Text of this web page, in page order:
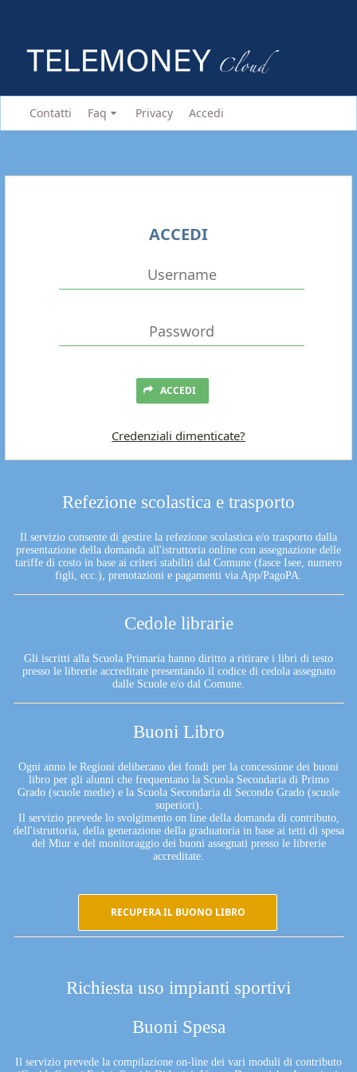
Contatti Faq Privacy Accedi
Refezione scolastica e trasporto
Il servizio consente di gestire la refezione scolastica e/o trasporto dalla
presentazione della domanda all'istruttoria online con assegnazione delle
tariffe di costo in base ai criteri stabiliti dal Comune (fasce Isee, numero
figli, ecc.), prenotazioni e pagamenti via App/PagoPA.
Cedole librarie
Gli iscritti alla Scuola Primaria hanno diritto a ritirare i libri di testo
presso le librerie accreditate presentando il codice di cedola assegnato
dalle Scuole e/o dal Comune.
Buoni Libro
Ogni anno le Regioni deliberano dei fondi per la concessione dei buoni
libro per gli alunni che frequentano la Scuola Secondaria di Primo
Grado (scuole medie) e la Scuola Secondaria di Secondo Grado (scuole
superiori).
Il servizio prevede lo svolgimento on line della domanda di contributo,
dell'istruttoria, della generazione della graduatoria in base ai tetti di spesa
del Miur e del monitoraggio dei buoni assegnati presso le librerie
accreditate.
RECUPERA IL BUONO LIBRO
Richiesta uso impianti sportivi
Buoni Spesa
Il servizio prevede la compilazione on-line dei vari moduli di contributo
ACCEDI
ACCEDI
Credenziali dimenticate?